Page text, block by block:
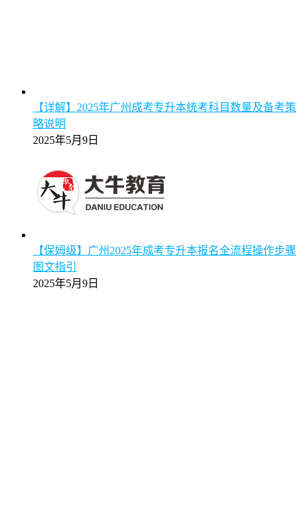
【详解】2025年广州成考专升本统考科目数量及备考策
略说明
2025年5月9日
【保姆级】广州2025年成考专升本报名全流程操作步骤
图文指引
2025年5月9日